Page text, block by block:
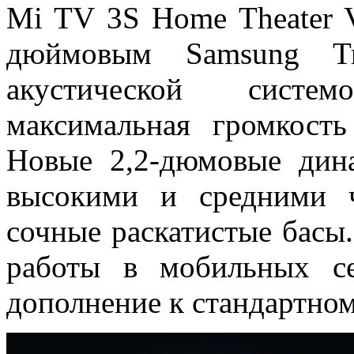
Mi TV 3S Home Theater
дюймовым Samsung
акустической
максимальная
Новые 2,2-дюмовые
высокими и средними
сочные раскатистые
работы в мобильных
дополнение к